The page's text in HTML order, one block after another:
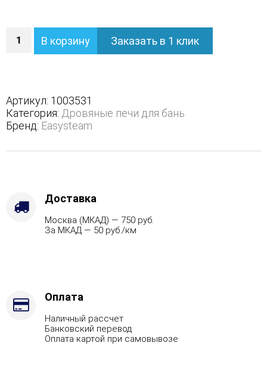
Печь
трехстороннем
кожухе
с
открытым
Защ.
Варианты
по
запросу),
В корзину Заказать в 1 клик
Артикул: 1003531
Категория: Дровяные печи для бань
Бренд: Easysteam
Доставка
Москва (МКАД) — 750 руб.
За МКАД — 50 руб./км
Оплата
Наличный рассчет
Банковский перевод
Оплата картой при самовывозе